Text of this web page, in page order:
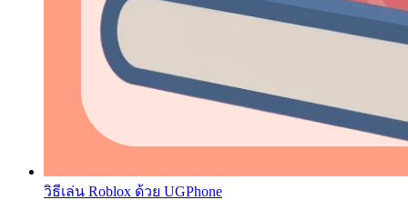
วิธีเล่น Roblox ด้วย UGPhone